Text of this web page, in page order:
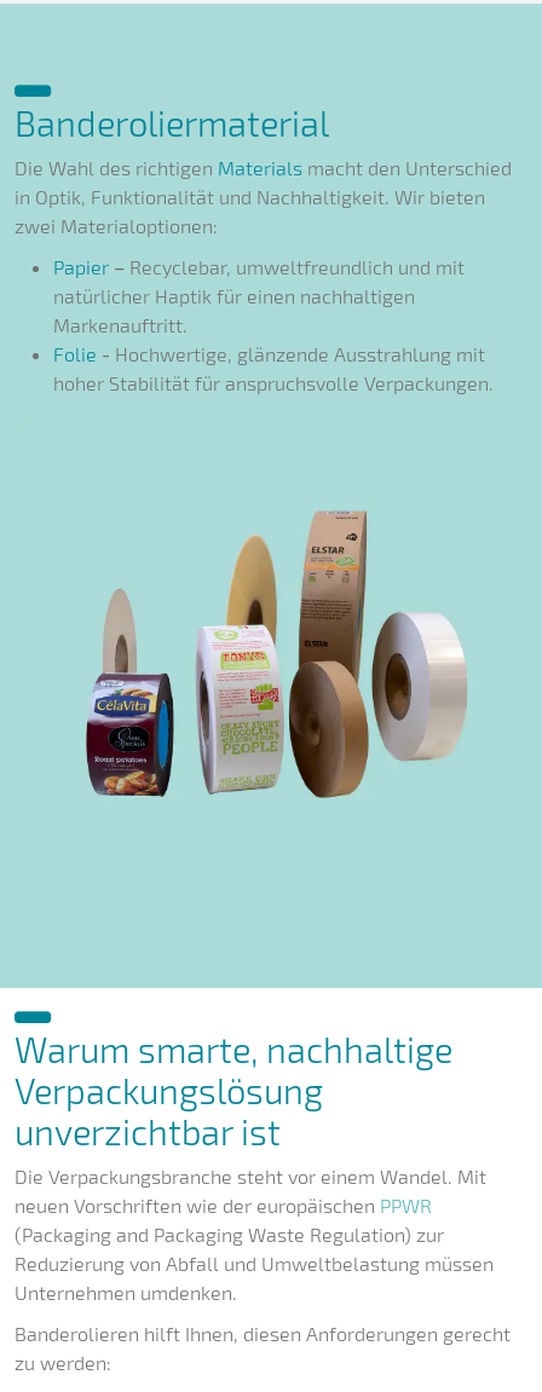
Banderoliermaterial
Die Wahl des richtigen Materials macht den Unterschied
in Optik, Funktionalität und Nachhaltigkeit. Wir bieten
zwei Materialoptionen:
Papier – Recyclebar, umweltfreundlich und mit
natürlicher Haptik für einen nachhaltigen
Markenauftritt.
Folie - Hochwertige, glänzende Ausstrahlung mit
hoher Stabilität für anspruchsvolle Verpackungen.
Warum smarte, nachhaltige
Verpackungslösung
unverzichtbar ist
Die Verpackungsbranche steht vor einem Wandel. Mit
neuen Vorschriften wie der europäischen PPWR
(Packaging and Packaging Waste Regulation) zur
Reduzierung von Abfall und Umweltbelastung müssen
Unternehmen umdenken.
Banderolieren hilft Ihnen, diesen Anforderungen gerecht
zu werden: